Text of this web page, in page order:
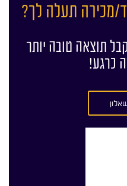
מכירה תעלה לך?
תוצאה טובה יותר
כרגע!